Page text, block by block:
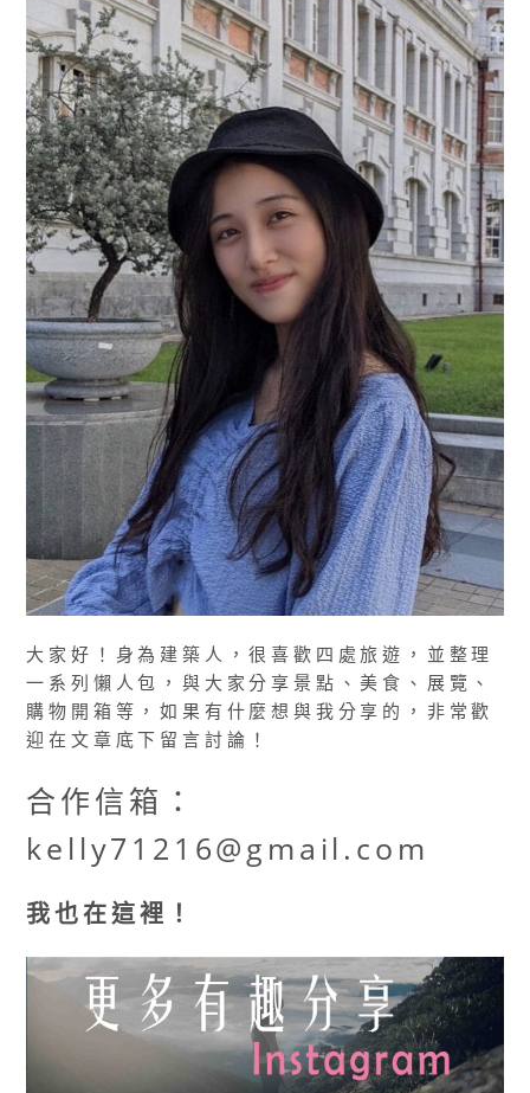
景
點
懶
人
包，
交
通、
住
宿
攻
略
全
都
有！〉
中
大家好！身為建築人，很喜歡四處旅遊，並整理
一系列懶人包，與大家分享景點、美食、展覽、
購物開箱等，如果有什麼想與我分享的，非常歡
迎在文章底下留言討論！
合作信箱：
kelly71216@gmail.com
我也在這裡！